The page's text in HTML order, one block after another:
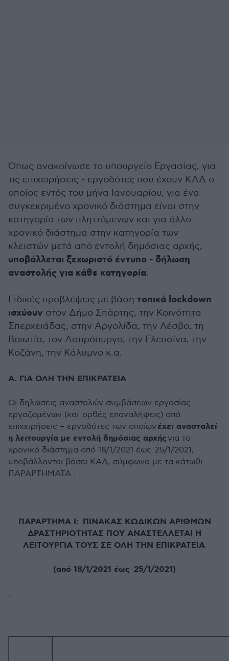
Όπως ανακοίνωσε το υπουργείο Εργασίας, για
τις επιχειρήσεις - εργοδότες που έχουν ΚΑΔ ο
οποίος εντός του μήνα Ιανουαρίου, για ένα
συγκεκριμένο χρονικό διάστημα είναι στην
κατηγορία των πληττόμενων και για άλλο
χρονικό διάστημα στην κατηγορία των
κλειστών μετά από εντολή δημόσιας αρχής,
υποβάλλεται ξεχωριστό έντυπο - δήλωση
αναστολής για κάθε κατηγορία.
Ειδικές προβλέψεις με βάση τοπικά lockdown
ισχύουν στον Δήμο Σπάρτης, την Κοινότητα
Σπερχειάδας, στην Αργολίδα, την Λέσβο, τη
Βοιωτία, τον Ασπρόπυργο, την Ελευσίνα, την
Κοζάνη, την Κάλυμνο κ.α.
Α. ΓΙΑ ΟΛΗ ΤΗΝ ΕΠΙΚΡΑΤΕΙΑ
Οι δηλώσεις αναστολών συμβάσεων εργασίας
εργαζομένων (και ορθές επαναλήψεις) από
επιχειρήσεις – εργοδότες των οποίων έχει ανασταλεί
η λειτουργία με εντολή δημόσιας αρχής για το
χρονικό διάστημα από 18/1/2021 έως 25/1/2021,
υποβάλλονται βάσει ΚΑΔ, σύμφωνα με τα κάτωθι
ΠΑΡΑΡΤΗΜΑΤΑ :
ΠΑΡΑΡΤΗΜΑ Ι: ΠΙΝΑΚΑΣ ΚΩΔΙΚΩΝ ΑΡΙΘΜΩΝ
ΔΡΑΣΤΗΡΙΟΤΗΤΑΣ ΠΟΥ ΑΝΑΣΤΕΛΛΕΤΑΙ Η
ΛΕΙΤΟΥΡΓΙΑ ΤΟΥΣ ΣΕ ΟΛΗ ΤΗΝ ΕΠΙΚΡΑΤΕΙΑ
(από 18/1/2021 έως 25/1/2021)
.